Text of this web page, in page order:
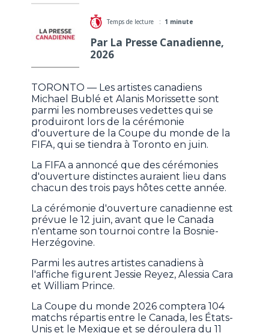
Temps de lecture : 1 minute
Par La Presse Canadienne,
2026
TORONTO — Les artistes canadiens
Michael Bublé et Alanis Morissette sont
parmi les nombreuses vedettes qui se
produiront lors de la cérémonie
d'ouverture de la Coupe du monde de la
FIFA, qui se tiendra à Toronto en juin.
La FIFA a annoncé que des cérémonies
d'ouverture distinctes auraient lieu dans
chacun des trois pays hôtes cette année.
La cérémonie d'ouverture canadienne est
prévue le 12 juin, avant que le Canada
n'entame son tournoi contre la Bosnie-
Herzégovine.
Parmi les autres artistes canadiens à
l'affiche figurent Jessie Reyez, Alessia Cara
et William Prince.
La Coupe du monde 2026 comptera 104
matchs répartis entre le Canada, les États-
Unis et le Mexique et se déroulera du 11